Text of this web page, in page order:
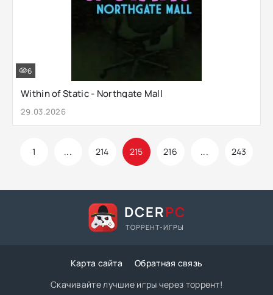
Within of Static - Northgate Mall
29.03.2026
6
1 ... 214 215 216 ... 243
DCERPC
ТОРРЕНТ-ИГРЫ
Карта сайта
Обратная связь
Скачивайте лучшие игры через торрент!